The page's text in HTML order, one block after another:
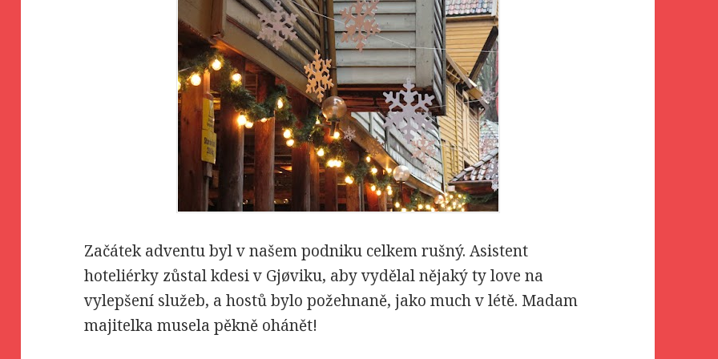
Začátek adventu byl v našem podniku celkem rušný. Asistent
hoteliérky zůstal kdesi v Gjøviku, aby vydělal nějaký ty love na
vylepšení služeb, a hostů bylo požehnaně, jako much v létě. Madam
majitelka musela pěkně ohánět!